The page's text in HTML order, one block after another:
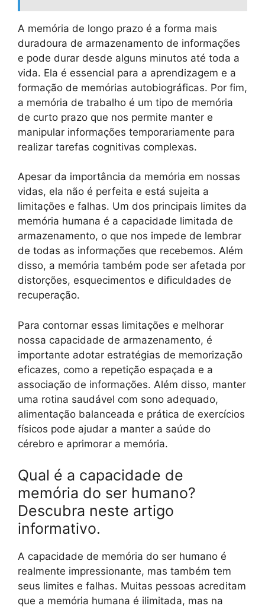
A memória de longo prazo é a forma mais
duradoura de armazenamento de informações
e pode durar desde alguns minutos até toda a
vida. Ela é essencial para a aprendizagem e a
formação de memórias autobiográficas. Por fim,
a memória de trabalho é um tipo de memória
de curto prazo que nos permite manter e
manipular informações temporariamente para
realizar tarefas cognitivas complexas.
Apesar da importância da memória em nossas
vidas, ela não é perfeita e está sujeita a
limitações e falhas. Um dos principais limites da
memória humana é a capacidade limitada de
armazenamento, o que nos impede de lembrar
de todas as informações que recebemos. Além
disso, a memória também pode ser afetada por
distorções, esquecimentos e dificuldades de
recuperação.
Para contornar essas limitações e melhorar
nossa capacidade de armazenamento, é
importante adotar estratégias de memorização
eficazes, como a repetição espaçada e a
associação de informações. Além disso, manter
uma rotina saudável com sono adequado,
alimentação balanceada e prática de exercícios
físicos pode ajudar a manter a saúde do
cérebro e aprimorar a memória.
Qual é a capacidade de
memória do ser humano?
Descubra neste artigo
informativo.
A capacidade de memória do ser humano é
realmente impressionante, mas também tem
seus limites e falhas. Muitas pessoas acreditam
que a memória humana é ilimitada, mas na